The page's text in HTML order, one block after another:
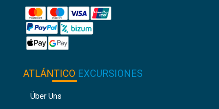
ATLÁNTICO EXCURSIONES
Über Uns